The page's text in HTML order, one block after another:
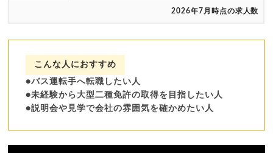
2026年7月時点の求人数
こんな人におすすめ
●バス運転手へ転職したい人
●未経験から大型二種免許の取得を目指したい人
●説明会や見学で会社の雰囲気を確かめたい人